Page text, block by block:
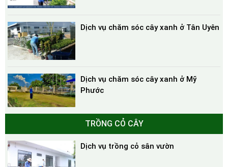
Dịch vụ chăm sóc cây xanh ở Tân Uyên
Dịch vụ chăm sóc cây xanh ở Mỹ
Phước
TRỒNG CỎ CÂY
Dịch vụ trồng cỏ sân vườn